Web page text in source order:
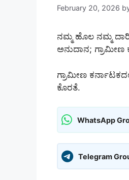
February 20, 2026
ನಮ್ಮ ಹೊಲ ನಮ್ಮ
ಅನುದಾನ; ಗ್ರಾಮೀಣ
ಗ್ರಾಮೀಣ
ಕೊರತೆ.
WhatsApp
Telegram